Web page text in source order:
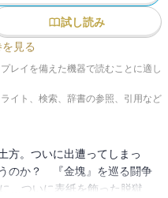
試し読み
見る
レイを備えた機器で読むことに適し
イト、検索、辞書の参照、引用など
方。ついに出遭ってしまっ
のか？ 『金塊』を巡る闘争
…ついに表紙を飾った脱獄